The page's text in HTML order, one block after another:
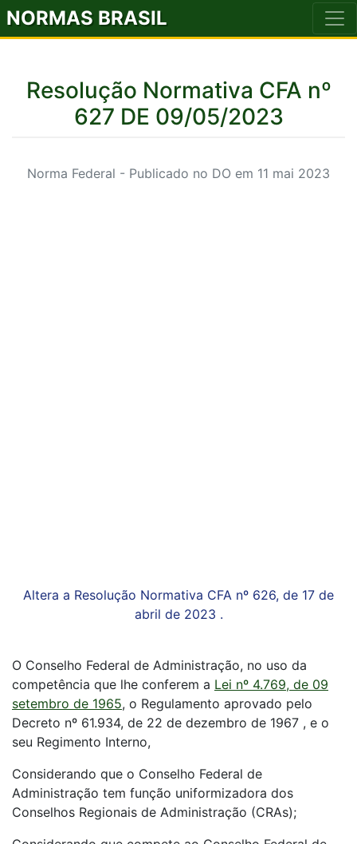
NORMAS BRASIL
Resolução Normativa CFA nº
627 DE 09/05/2023
Norma Federal - Publicado no DO em 11 mai 2023
Altera a Resolução Normativa CFA nº 626, de 17 de
abril de 2023 .
O Conselho Federal de Administração, no uso da
competência que lhe conferem a Lei nº 4.769, de 09
setembro de 1965, o Regulamento aprovado pelo
Decreto nº 61.934, de 22 de dezembro de 1967 , e o
seu Regimento Interno,
Considerando que o Conselho Federal de
Administração tem função uniformizadora dos
Conselhos Regionais de Administração (CRAs);